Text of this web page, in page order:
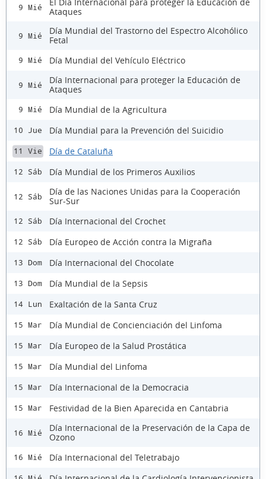
9 Mié
El Día Internacional para proteger la Educación de
Ataques
9 Mié
Día Mundial del Trastorno del Espectro Alcohólico
Fetal
9 Mié Día Mundial del Vehículo Eléctrico
9 Mié
Día Internacional para proteger la Educación de
Ataques
9 Mié Día Mundial de la Agricultura
10 Jue Día Mundial para la Prevención del Suicidio
11 Vie Día de Cataluña
12 Sáb Día Mundial de los Primeros Auxilios
12 Sáb
Día de las Naciones Unidas para la Cooperación
Sur-Sur
12 Sáb Día Internacional del Crochet
12 Sáb Día Europeo de Acción contra la Migraña
13 Dom Día Internacional del Chocolate
13 Dom Día Mundial de la Sepsis
14 Lun Exaltación de la Santa Cruz
15 Mar Día Mundial de Concienciación del Linfoma
15 Mar Día Europeo de la Salud Prostática
15 Mar Día Mundial del Linfoma
15 Mar Día Internacional de la Democracia
15 Mar Festividad de la Bien Aparecida en Cantabria
16 Mié
Día Internacional de la Preservación de la Capa de
Ozono
16 Mié Día Internacional del Teletrabajo